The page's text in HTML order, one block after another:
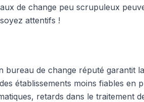
de change peu scrupuleux
attentifs !
bureau de change réputé garantit
établissements moins fiables
retards dans le traitement